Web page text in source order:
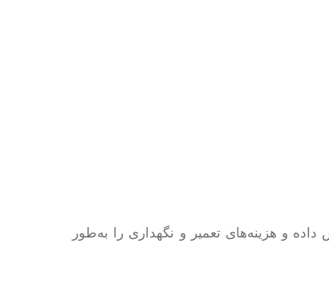
داده و هزینه‌های تعمیر و نگهداری را به‌طور